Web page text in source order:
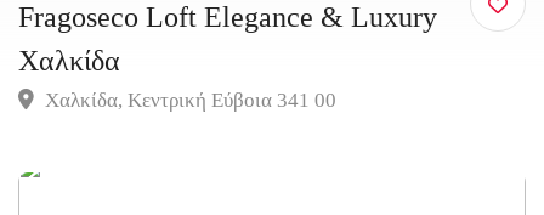
Όλες οι Κατηγορίες
Αναζήτηση
Fragoseco Loft Elegance & Luxury
Χαλκίδα
Χαλκίδα, Κεντρική Εύβοια 341 00